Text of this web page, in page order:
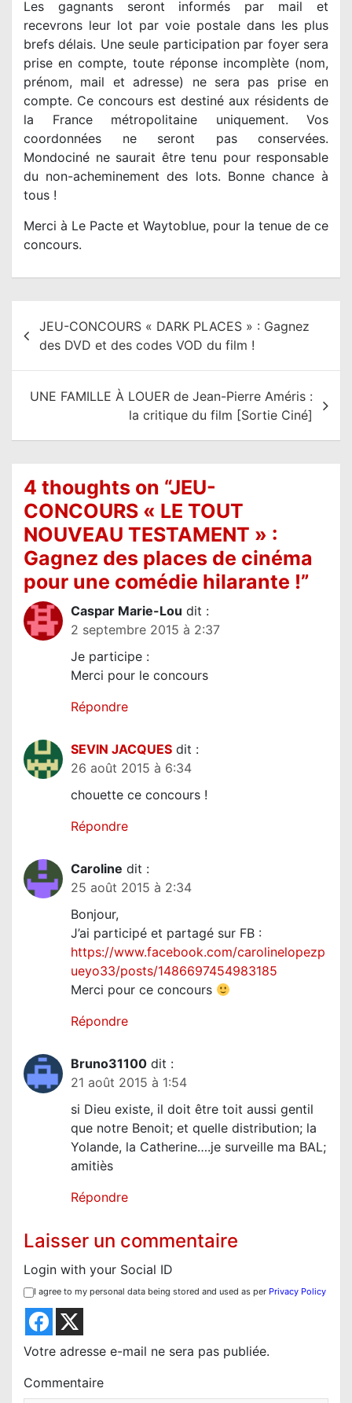
Les gagnants seront informés par mail et
recevrons leur lot par voie postale dans les plus
brefs délais. Une seule participation par foyer sera
prise en compte, toute réponse incomplète (nom,
prénom, mail et adresse) ne sera pas prise en
compte. Ce concours est destiné aux résidents de
la France métropolitaine uniquement. Vos
coordonnées ne seront pas conservées.
Mondociné ne saurait être tenu pour responsable
du non-acheminement des lots. Bonne chance à
tous !
Merci à Le Pacte et Waytoblue, pour la tenue de ce
concours.
JEU-CONCOURS « DARK PLACES » : Gagnez
des DVD et des codes VOD du film !
UNE FAMILLE À LOUER de Jean-Pierre Améris :
la critique du film [Sortie Ciné]
4 thoughts on “JEU-
CONCOURS « LE TOUT
NOUVEAU TESTAMENT » :
Gagnez des places de cinéma
pour une comédie hilarante !”
Caspar Marie-Lou dit :
2 septembre 2015 à 2:37
Je participe :
Merci pour le concours
Répondre
SEVIN JACQUES dit :
26 août 2015 à 6:34
chouette ce concours !
Répondre
Caroline dit :
25 août 2015 à 2:34
Bonjour,
J’ai participé et partagé sur FB :
https://www.facebook.com/carolinelopezp
ueyo33/posts/1486697454983185
Merci pour ce concours
Répondre
Bruno31100 dit :
21 août 2015 à 1:54
si Dieu existe, il doit être toit aussi gentil
que notre Benoit; et quelle distribution; la
Yolande, la Catherine….je surveille ma BAL;
amitiès
Répondre
Laisser un commentaire
Login with your Social ID
I agree to my personal data being stored and used as per Privacy Policy
Votre adresse e-mail ne sera pas publiée.
Commentaire